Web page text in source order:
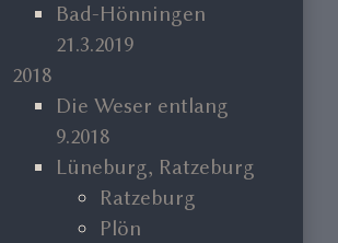
Bad-Hönningen
21.3.2019
2018
Die Weser entlang
9.2018
Lüneburg, Ratzeburg
Ratzeburg
Plön